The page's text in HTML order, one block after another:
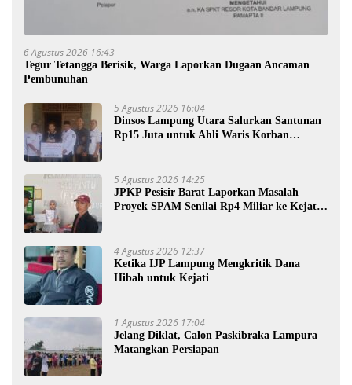
6 Agustus 2026 16:43
Tegur Tetangga Berisik, Warga Laporkan Dugaan Ancaman
Pembunuhan
5 Agustus 2026 16:04
Dinsos Lampung Utara Salurkan Santunan
Rp15 Juta untuk Ahli Waris Korban
5 Agustus 2026 14:25
JPKP Pesisir Barat Laporkan Masalah
Proyek SPAM Senilai Rp4 Miliar ke Kejati
4 Agustus 2026 12:37
Ketika IJP Lampung Mengkritik Dana
Hibah untuk Kejati
1 Agustus 2026 17:04
Jelang Diklat, Calon Paskibraka Lampura
Matangkan Persiapan